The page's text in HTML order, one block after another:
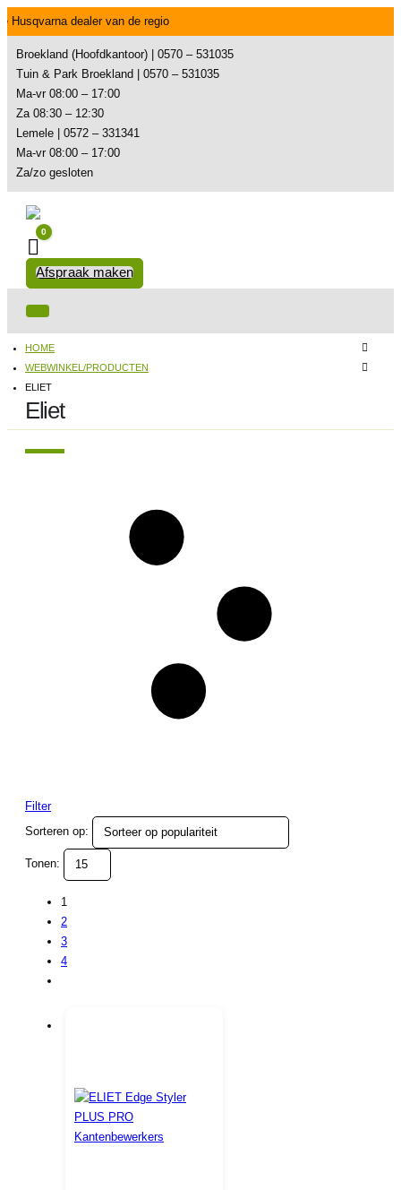
Husqvarna dealer van de regio
Broekland (Hoofdkantoor) | 0570 – 531035
Tuin & Park Broekland | 0570 – 531035
Ma-vr 08:00 – 17:00
Za 08:30 – 12:30
Lemele | 0572 – 331341
Ma-vr 08:00 – 17:00
Za/zo gesloten
Winkelwagen
0
Afspraak maken
HOME
WEBWINKEL/PRODUCTEN
ELIET
Eliet
Filter
Sorteren op:
Tonen:
1
2
3
4